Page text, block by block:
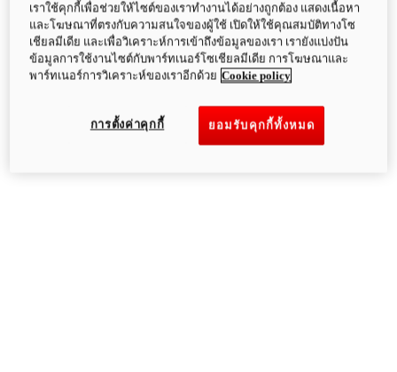
เราใช้คุกกี้เพื่อช่วยให้ไซต์ของเราทำงานได้อย่างถูกต้อง แสดงเนื้อหา
และโฆษณาที่ตรงกับความสนใจของผู้ใช้ เปิดให้ใช้คุณสมบัติทางโซ
เชียลมีเดีย และเพื่อวิเคราะห์การเข้าถึงข้อมูลของเรา เรายังแบ่งปัน
ข้อมูลการใช้งานไซต์กับพาร์ทเนอร์โซเชียลมีเดีย การโฆษณาและ
พาร์ทเนอร์การวิเคราะห์ของเราอีกด้วย Cookie policy
ยอมรับคุกกี้ทั้งหมด
การตั้งค่าคุกกี้